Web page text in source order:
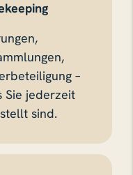
–
Sie jederzeit
sind.